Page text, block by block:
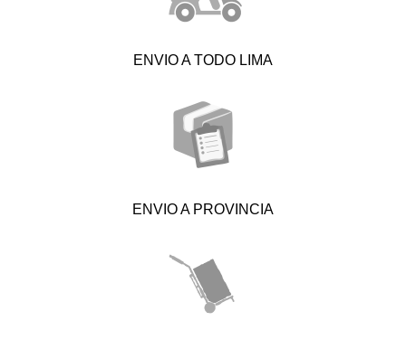
ENVIO A TODO LIMA
ENVIO A PROVINCIA